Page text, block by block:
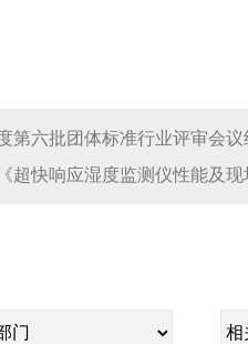
第六批团体标准行业评审会
超快响应湿度监测仪性能及